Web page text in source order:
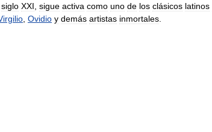
siglo XXI sigue activa como uno de los clásicos latinos
Ovidio y demás artistas inmortales